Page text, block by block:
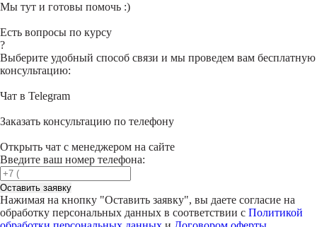
Мы тут и готовы помочь :)
Есть вопросы по курсу
?
Выберите удобный способ связи и мы проведем вам бесплатную
консультацию:
Чат в Telegram
Заказать консультацию по телефону
Открыть чат с менеджером на сайте
Введите ваш номер телефона:
Оставить заявку
Нажимая на кнопку "Оставить заявку", вы даете согласие на
обработку персональных данных в соответствии с Политикой